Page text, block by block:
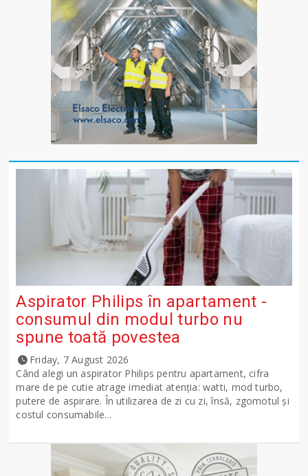
Aspirator Philips în apartament -
consumul din modul turbo nu
spune toată povestea
Friday, 7 August 2026
Când alegi un aspirator Philips pentru apartament, cifra
mare de pe cutie atrage imediat atenția: watti, mod turbo,
putere de aspirare. În utilizarea de zi cu zi, însă, zgomotul și
costul consumabile...